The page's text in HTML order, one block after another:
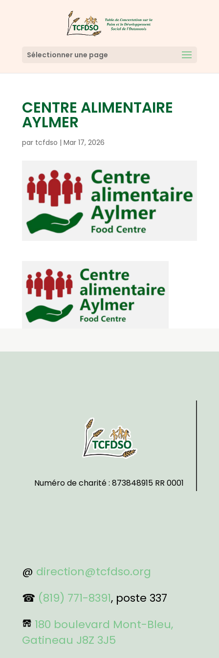
Sélectionner une page
CENTRE ALIMENTAIRE
AYLMER
par tcfdso | Mar 17, 2026
Numéro de charité : 873848915 RR 0001
@ direction@tcfdso.org
☎ (819) 771-8391, poste 337
180 boulevard Mont-Bleu,
Gatineau J8Z 3J5